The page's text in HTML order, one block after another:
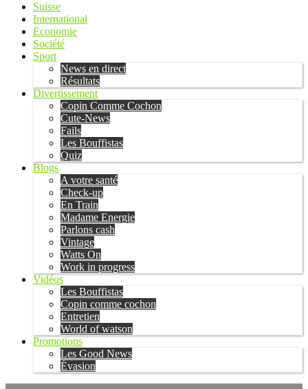
Suisse
International
Economie
Société
Sport
News en direct
Résultats
Divertissement
Copin Comme Cochon
Cute-News
Fails
Les Bouffistas
Quiz
Blogs
A votre santé
Check-up
En Train
Madame Energie
Parlons cash
Vintage
Watts On
Work in progress
Vidéos
Les Bouffistas
Copin comme cochon
Entretien
World of watson
Promotions
Les Good News
Évasion